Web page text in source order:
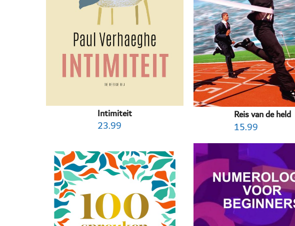
Intimiteit
23.99
Reis van de held
15.99